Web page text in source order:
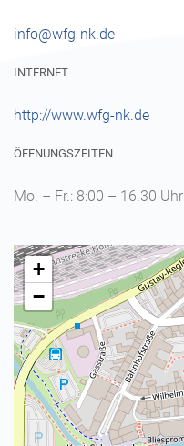
info@wfg-nk.de
INTERNET
http://www.wfg-nk.de
ÖFFNUNGSZEITEN
Mo. – Fr.: 8:00 – 16.30 Uhr
+
−